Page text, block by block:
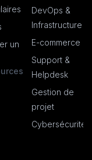
un
DevOps &
Infrastructure
E-commerce
Support &
Helpdesk
Gestion de
projet
Cybersécurité